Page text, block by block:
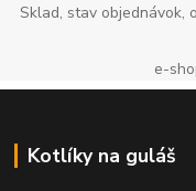
Sklad, stav objednávok,
e-
Kotlíky na guláš